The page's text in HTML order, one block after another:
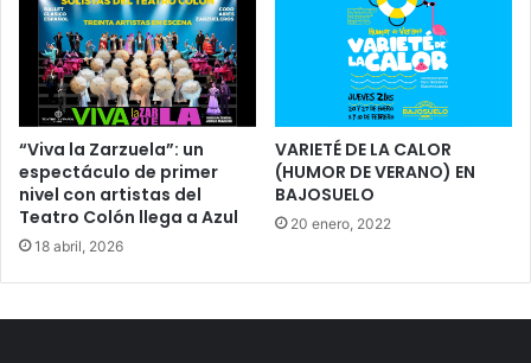
“Viva la Zarzuela”: un
espectáculo de primer
nivel con artistas del
Teatro Colón llega a Azul
18 abril, 2026
VARIETÉ DE LA CALOR
(HUMOR DE VERANO) EN
BAJOSUELO
20 enero, 2022